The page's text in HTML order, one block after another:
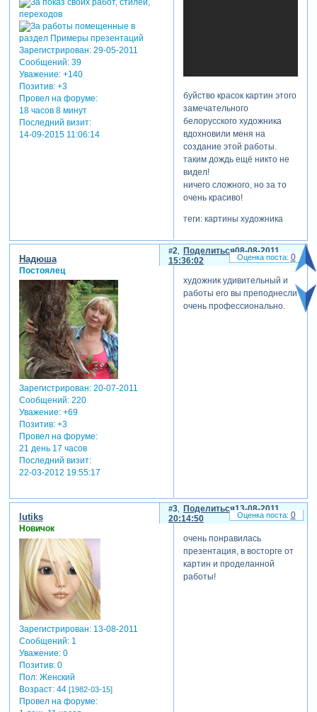
Зарегистрирован: 29-05-2011
Сообщений:39
Уважение: +140
Позитив: +3
Провел на форуме:
18 часов 8 минут
Последний визит:
14-09-2015 11:06:14
буйство красок картин этого
замечательного
белорусского художника
вдохновили меня на
создание этой работы.
таким дождь ещё никто не
видел!
ничего сложного, но за то
очень красиво!
теги: картины художника
Поделиться
2
08-08-2011
15:36:02
Надюша
Постоялец
Зарегистрирован: 20-07-2011
Сообщений:220
Уважение: +69
Позитив: +3
Провел на форуме:
21 день 17 часов
Последний визит:
22-03-2012 19:55:17
художник удивительный и
работы его вы преподнесли
очень профессионально.
0
Поделиться
3
13-08-2011
20:14:50
lutiks
Новичок
Зарегистрирован: 13-08-2011
Сообщений:1
Уважение: 0
Позитив: 0
Пол:Женский
Возраст:44 [1982-03-15]
Провел на форуме:
очень понравилась
презентация, в восторге от
картин и проделанной
работы!
0